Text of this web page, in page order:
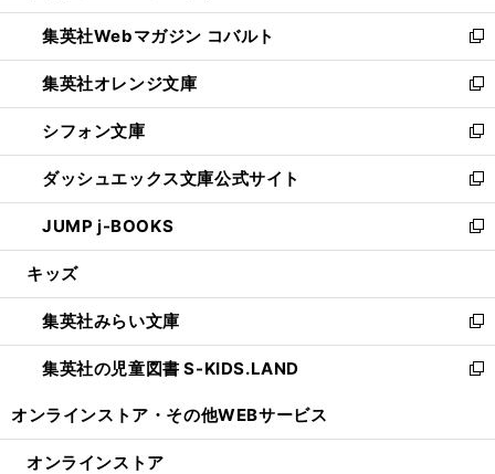
開
く
ウ
で
開
く
ン
ド
ウ
で
開
く
ウ
ィ
ン
ド
ウ
で
開
く
集英社Webマガジン コバルト
新
し
い
ウ
ィ
ン
ド
ウ
で
開
集英社オレンジ文庫
新
し
い
ウ
ィ
ン
ド
ウ
開
く
シフォン文庫
新
し
い
ウ
ィ
ン
ウ
で
開
く
ダッシュエックス文庫公式サイト
新
し
い
ウ
ン
ド
ウ
で
JUMP j-BOOKS
新
し
ウ
ィ
ン
ド
開
キッズ
集英社みらい文庫
新
し
い
ン
集英社の児童図書 S-KIDS.LAND
新
ウ
オンラインストア・ その他WEBサービス
オンラインストア